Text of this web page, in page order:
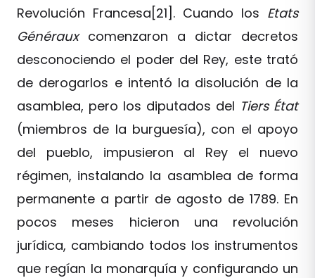
Revolución Francesa[21]. Cuando los Etats
Généraux comenzaron a dictar decretos
desconociendo el poder del Rey, este trató
de derogarlos e intentó la disolución de la
asamblea, pero los diputados del Tiers État
(miembros de la burguesía), con el apoyo
del pueblo, impusieron al Rey el nuevo
régimen, instalando la asamblea de forma
permanente a partir de agosto de 1789. En
pocos meses hicieron una revolución
jurídica, cambiando todos los instrumentos
que regían la monarquía y configurando un